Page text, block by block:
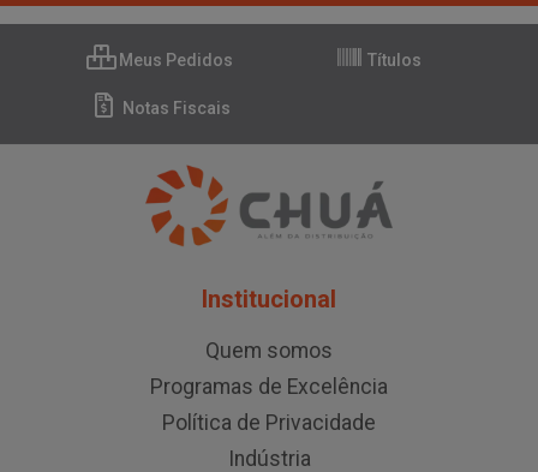
Meus Pedidos Títulos
Notas Fiscais
Institucional
Quem somos
Programas de Excelência
Política de Privacidade
Indústria